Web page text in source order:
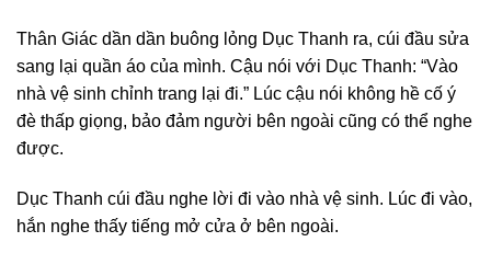
Thân Giác dần dần buông lỏng Dục Thanh ra, cúi đầu sửa
sang lại quần áo của mình. Cậu nói với Dục Thanh: “Vào
nhà vệ sinh chỉnh trang lại đi.” Lúc cậu nói không hề cố ý
đè thấp giọng, bảo đảm người bên ngoài cũng có thể nghe
được.
Dục Thanh cúi đầu nghe lời đi vào nhà vệ sinh. Lúc đi vào,
hắn nghe thấy tiếng mở cửa ở bên ngoài.